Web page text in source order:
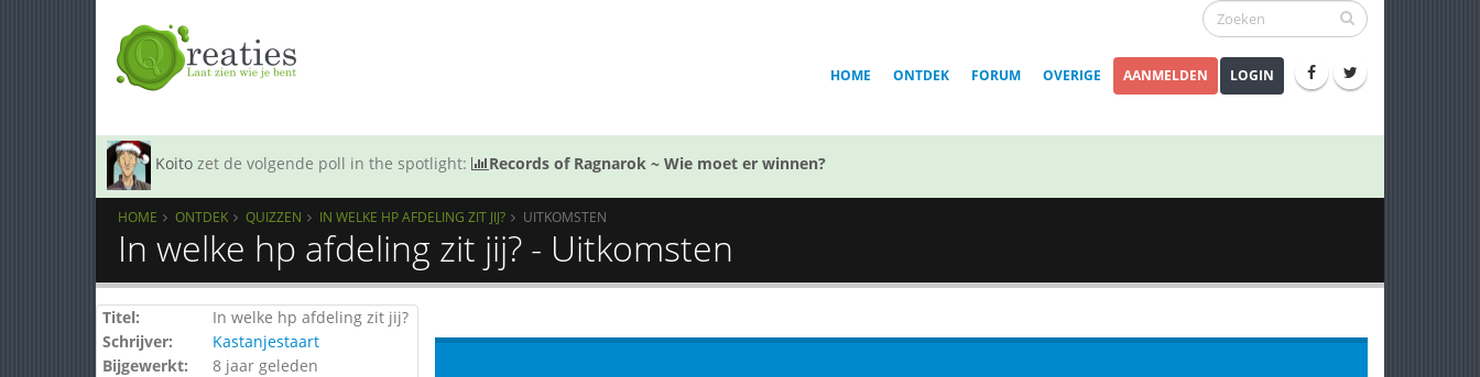
HOME ONTDEK FORUM OVERIGE AANMELDEN LOGIN
Koito zet de volgende poll in the spotlight: Records of Ragnarok ~ Wie moet er winnen?
HOME ONTDEK QUIZZEN IN WELKE HP AFDELING ZIT JIJ? UITKOMSTEN
In welke hp afdeling zit jij? - Uitkomsten
Titel:
In welke hp afdeling zit jij?
Schrijver:
Kastanjestaart
Bijgewerkt:
8 jaar geleden